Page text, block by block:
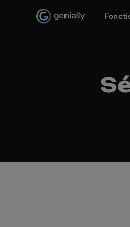
Genialy home page